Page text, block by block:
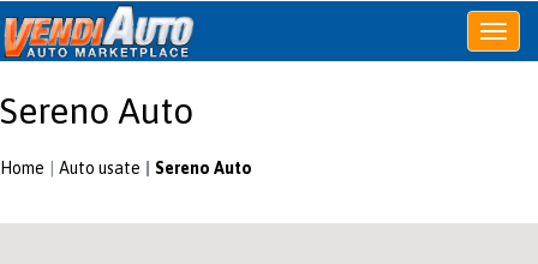
Apri
o
Sereno Auto
Home Auto usate Sereno Auto